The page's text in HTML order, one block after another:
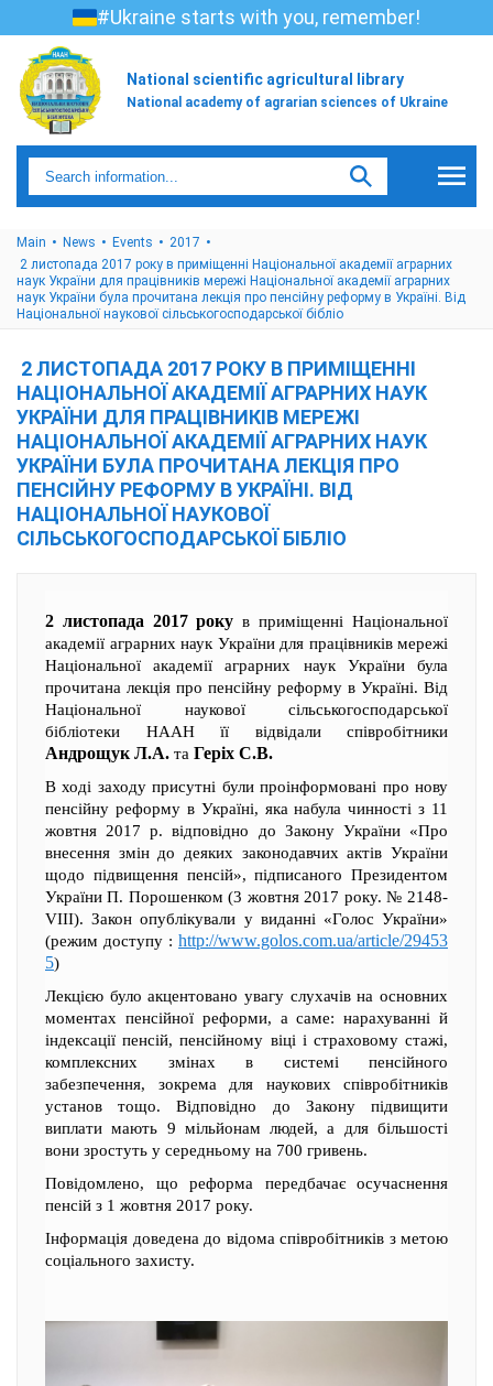
#Ukraine starts with you, remember!
National scientific agricultural library
National academy of agrarian sciences of Ukraine
Main News Events
2017
2 листопада 2017 року в приміщенні Національної академії аграрних
наук України для працівників мережі Національної академії аграрних
наук України була прочитана лекція про пенсійну реформу в Україні. Від
Національної наукової сільськогосподарської бібліо
2 ЛИСТОПАДА 2017 РОКУ В ПРИМІЩЕННІ
НАЦІОНАЛЬНОЇ АКАДЕМІЇ АГРАРНИХ НАУК
УКРАЇНИ ДЛЯ ПРАЦІВНИКІВ МЕРЕЖІ
НАЦІОНАЛЬНОЇ АКАДЕМІЇ АГРАРНИХ НАУК
УКРАЇНИ БУЛА ПРОЧИТАНА ЛЕКЦІЯ ПРО
ПЕНСІЙНУ РЕФОРМУ В УКРАЇНІ. ВІД
НАЦІОНАЛЬНОЇ НАУКОВОЇ
СІЛЬСЬКОГОСПОДАРСЬКОЇ БІБЛІО
2 листопада 2017 року в приміщенні Національної
академії аграрних наук України для працівників мережі
Національної академії аграрних наук України була
прочитана лекція про пенсійну реформу в Україні. Від
Національної наукової сільськогосподарської
бібліотеки НААН її відвідали співробітники
Андрощук Л.А. та Геріх С.В.
В ході заходу присутні були проінформовані про нову
пенсійну реформу в Україні, яка набула чинності з 11
жовтня 2017 р. відповідно до Закону України «Про
внесення змін до деяких законодавчих актів України
щодо підвищення пенсій», підписаного Президентом
України П. Порошенком (3 жовтня 2017 року. № 2148-
VІІІ). Закон опублікували у виданні «Голос України»
(режим доступу : http://www.golos.com.ua/article/29453
5)
Лекцією було акцентовано увагу слухачів на основних
моментах пенсійної реформи, а саме: нарахуванні й
індексації пенсій, пенсійному віці і страховому стажі,
комплексних змінах в системі пенсійного
забезпечення, зокрема для наукових співробітників
установ тощо. Відповідно до Закону підвищити
виплати мають 9 мільйонам людей, а для більшості
вони зростуть у середньому на 700 гривень.
Повідомлено, що реформа передбачає осучаснення
пенсій з 1 жовтня 2017 року.
Інформація доведена до відома співробітників з метою
соціального захисту.